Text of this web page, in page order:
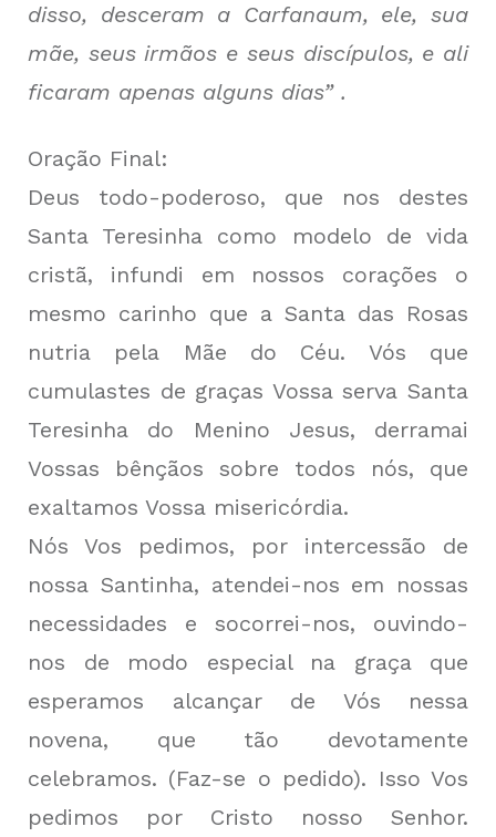
disso, desceram a Carfanaum, ele, sua
mãe, seus irmãos e seus discípulos, e ali
ficaram apenas alguns dias” .
Oração Final:
Deus todo-poderoso, que nos destes
Santa Teresinha como modelo de vida
cristã, infundi em nossos corações o
mesmo carinho que a Santa das Rosas
nutria pela Mãe do Céu. Vós que
cumulastes de graças Vossa serva Santa
Teresinha do Menino Jesus, derramai
Vossas bênçãos sobre todos nós, que
exaltamos Vossa misericórdia.
Nós Vos pedimos, por intercessão de
nossa Santinha, atendei-nos em nossas
necessidades e socorrei-nos, ouvindo-
nos de modo especial na graça que
esperamos alcançar de Vós nessa
novena, que tão devotamente
celebramos. (Faz-se o pedido). Isso Vos
pedimos por Cristo nosso Senhor.